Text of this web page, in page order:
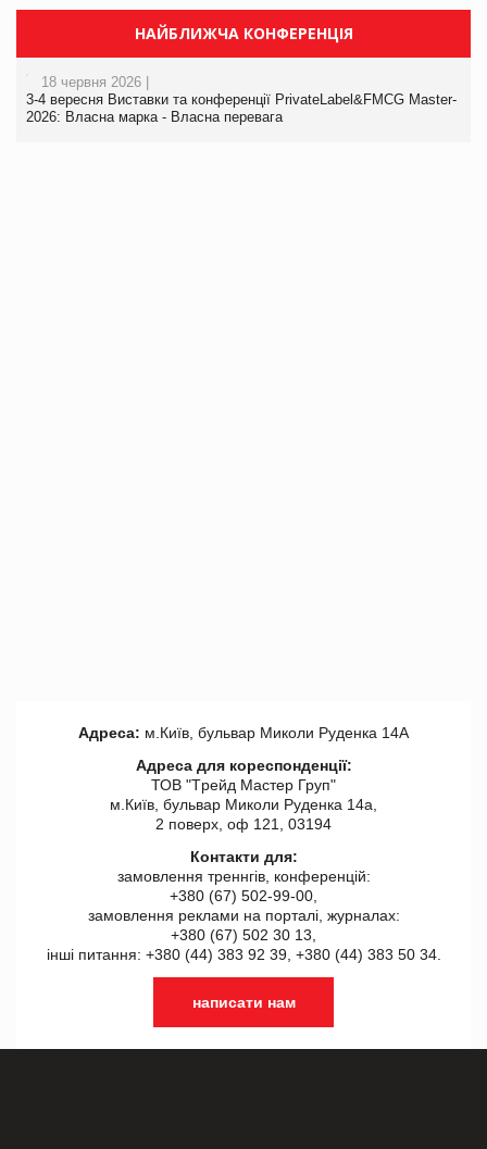
НАЙБЛИЖЧА КОНФЕРЕНЦІЯ
18 червня 2026 |
3-4 вересня Виставки та конференції PrivateLabel&FMCG Master-
2026: Власна марка - Власна перевага
Адреса: м.Київ, бульвар Миколи Руденка 14А
Адреса для кореспонденції:
ТОВ "Tрейд Мастер Груп"
м.Київ, бульвар Миколи Руденка 14а,
2 поверх, оф 121, 03194
Контакти для:
замовлення треннгів, конференцій:
+380 (67) 502-99-00,
замовлення реклами на порталі, журналах:
+380 (67) 502 30 13,
інші питання: +380 (44) 383 92 39, +380 (44) 383 50 34.
написати нам